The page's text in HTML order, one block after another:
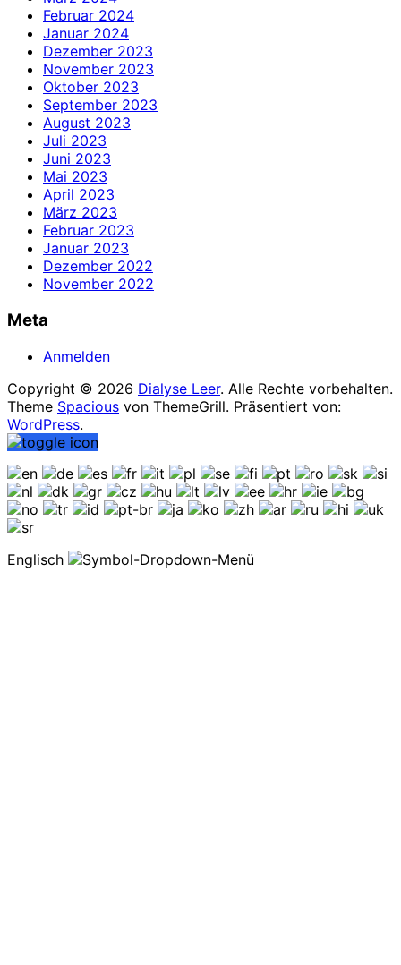
Februar 2024
Januar 2024
Dezember 2023
November 2023
Oktober 2023
September 2023
August 2023
Juli 2023
Juni 2023
Mai 2023
April 2023
März 2023
Februar 2023
Januar 2023
Dezember 2022
November 2022
Meta
Anmelden
Copyright © 2026 Dialyse Leer. Alle Rechte vorbehalten.
Theme Spacious von ThemeGrill. Präsentiert von:
WordPress.
Englisch